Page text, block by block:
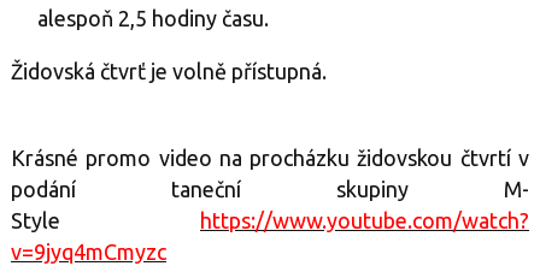
alespoň 2,5 hodiny času.
Židovská čtvrť je volně přístupná.
Krásné promo video na procházku židovskou čtvrtí v
podání taneční skupiny M-
Style https://www.youtube.com/watch?
v=9jyq4mCmyzc